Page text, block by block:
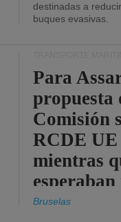
destinadas a
buques evasivas.
Para
propuesta
Comisión
RCDE
mientras
más
Bruselas